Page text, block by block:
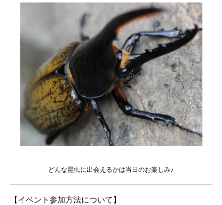
どんな昆虫に出会えるかは当日のお楽しみ♪
【イベント参加方法について】